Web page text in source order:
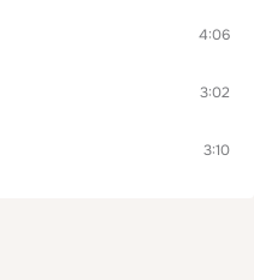
4:06
3:02
3:10